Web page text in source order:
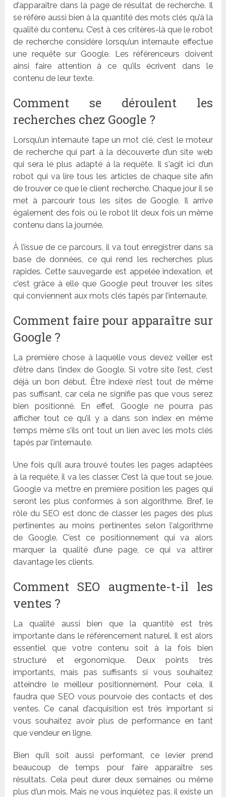
d’apparaître dans la page de résultat de recherche. Il
se réfère aussi bien àla quantité des mots clés qu’à la
qualité du contenu. C’est à ces critères-là que le robot
de recherche considère lorsqu’un internaute effectue
une requête sur Google. Les référenceurs doivent
ainsi faire attention à ce qu’ils écrivent dans le
contenu de leur texte.
Comment se déroulent les
recherches chez Google ?
Lorsqu’un internaute tape un mot clé, c’est le moteur
de recherche qui part àla découverte d’un site web
qui sera le plus adapté àla requête. Il s’agit ici d’un
robot qui va lire tous les articles de chaque site afin
de trouver ce que le client recherche. Chaque jour il se
met à parcourir tous les sites de Google. Il arrive
également des fois où le robot lit deux fois un même
contenu dans la journée.
Àl’issue de ce parcours, il va tout enregistrer dans sa
base de données, ce qui rend les recherches plus
rapides. Cette sauvegarde est appelée indexation, et
c’est grâce à elle que Google peut trouver les sites
qui conviennent aux mots clés tapés par l’internaute.
Comment faire pour apparaître sur
Google ?
La première chose à laquelle vous devez veiller est
d’être dans l’index de Google. Si votre site l’est, c’est
déjà un bon début. Être indexén’est tout de même
pas suffisant, car cela ne signifie pas que vous serez
bien positionné. En effet, Google ne pourra pas
afficher tout ce qu’il y a dans son index en même
temps même s’ils ont tout un lien avec les mots clés
tapés par l’internaute.
Une fois qu’il aura trouvé toutes les pages adaptées
à la requête, il va les classer. C’est là que tout se joue.
Google va mettre en première position les pages qui
seront les plus conformes à son algorithme. Bref, le
rôle du SEO est donc de classer les pages des plus
pertinentes au moins pertinentes selon l’algorithme
de Google. C’est ce positionnement qui va alors
marquer la qualité d’une page, ce qui va attirer
davantage les clients.
Comment SEO augmente-t-il les
ventes ?
La qualité aussi bien que la quantité est très
importante dans le référencement naturel. Il est alors
essentiel que votre contenu soit à la fois bien
structuré et ergonomique. Deux points très
importants, mais pas suffisants si vous souhaitez
atteindre le meilleur positionnement. Pour cela, il
faudra que SEO vous pourvoie des contacts et des
ventes. Ce canal d’acquisition est très important si
vous souhaitez avoir plus de performance en tant
que vendeur en ligne.
Bien qu’il soit aussi performant, ce levier prend
beaucoup de temps pour faire apparaître ses
résultats. Cela peut durer deux semaines ou même
plus d’un mois. Mais ne vous inquiétez pas, il existe un